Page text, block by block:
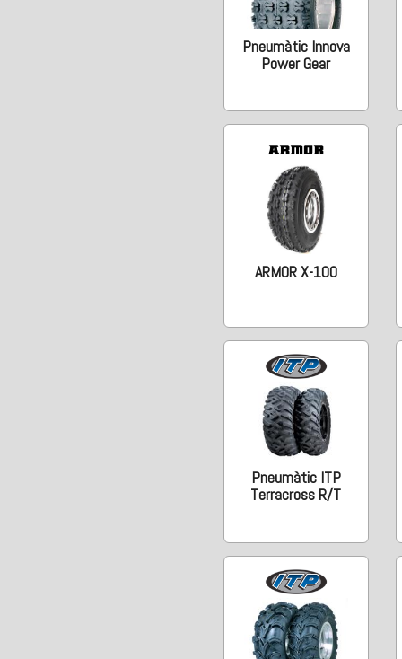
Pneumàtic Innova
Power Gear
ARMOR X-100
Pneumàtic ITP
Terracross R/T